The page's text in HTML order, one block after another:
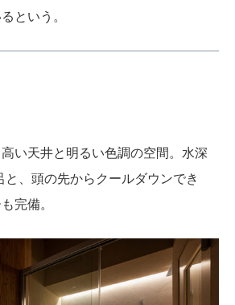
という。
い天井と明るい色調の空間。水深
と、頭の先からクールダウンでき
完備。